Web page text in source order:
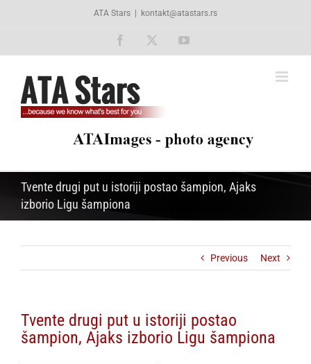
ATA Stars kontakt@atastars.rs
Facebook YouTube
Tvente drugi put u istoriji postao šampion, Ajaks
izborio Ligu šampiona
Previous Next
Tvente drugi put u istoriji postao
šampion, Ajaks izborio Ligu šampiona